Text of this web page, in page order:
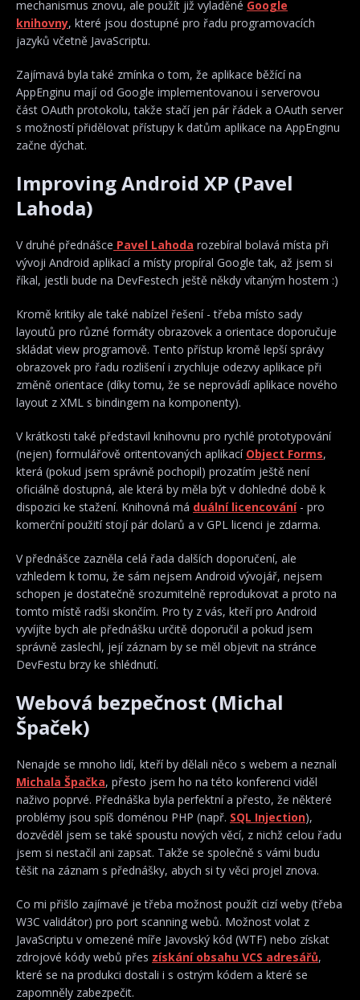
mechanismus znovu, ale použít již vyladěné Google
knihovny, které jsou dostupné pro řadu programovacích
jazyků včetně JavaScriptu.
Zajímavá byla také zmínka o tom, že aplikace běžící na
AppEnginu mají od Google implementovanou i serverovou
část OAuth protokolu, takže stačí jen pár řádek a OAuth server
s možností přidělovat přístupy k datům aplikace na AppEnginu
začne dýchat.
Improving Android XP (Pavel
Lahoda)
V druhé přednášce Pavel Lahoda rozebíral bolavá místa při
vývoji Android aplikací a místy propíral Google tak, až jsem si
říkal, jestli bude na DevFestech ještě někdy vítaným hostem :)
Kromě kritiky ale také nabízel řešení - třeba místo sady
layoutů pro různé formáty obrazovek a orientace doporučuje
skládat view programově. Tento přístup kromě lepší správy
obrazovek pro řadu rozlišení i zrychluje odezvy aplikace při
změně orientace (díky tomu, že se neprovádí aplikace nového
layout z XML s bindingem na komponenty).
V krátkosti také představil knihovnu pro rychlé prototypování
(nejen) formulářově oritentovaných aplikací Object Forms,
která (pokud jsem správně pochopil) prozatím ještě není
oficiálně dostupná, ale která by měla být v dohledné době k
dispozici ke stažení. Knihovná má duální licencování- pro
komerční použití stojí pár dolarů a v GPL licenci je zdarma.
V přednášce zazněla celá řada dalších doporučení, ale
vzhledem k tomu, že sám nejsem Android vývojář, nejsem
schopen je dostatečně srozumitelně reprodukovat a proto na
tomto místě radši skončím. Pro ty z vás, kteří pro Android
vyvíjíte bych ale přednášku určitě doporučil a pokud jsem
správně zaslechl, její záznam by se měl objevit na stránce
DevFestu brzy ke shlédnutí.
Webová bezpečnost (Michal
Špaček)
Nenajde se mnoho lidí, kteří by dělali něco s webem a neznali
Michala Špačka, přesto jsem ho na této konferenci viděl
naživo poprvé. Přednáška byla perfektní a přesto, že některé
problémy jsou spíš doménou PHP (např. SQL Injection),
dozvěděl jsem se také spoustu nových věcí, z nichž celou řadu
jsem si nestačil ani zapsat. Takže se společně s vámi budu
těšit na záznam s přednášky, abych si ty věci projel znova.
Co mi přišlo zajímavé je třeba možnost použít cizí weby (třeba
W3C validátor) pro port scanning webů. Možnost volat z
JavaScriptu v omezené míře Javovský kód (WTF) nebo získat
zdrojové kódy webů přes získání obsahu VCS adresářů,
které se na produkci dostali i s ostrým kódem a které se
zapomněly zabezpečit.